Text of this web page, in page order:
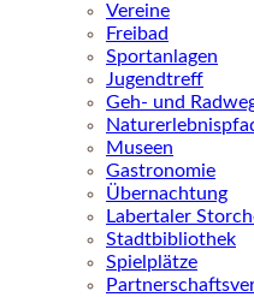
Vereine
Freibad
Sportanlagen
Jugendtreff
Geh- und
Museen
Gastronomie
Übernachtung
Labertaler
Stadtbibliothek
Spielplätze